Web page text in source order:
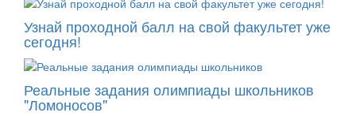
Узнай проходной балл на свой факультет уже
сегодня!
Реальные задания олимпиады школьников
"Ломоносов"